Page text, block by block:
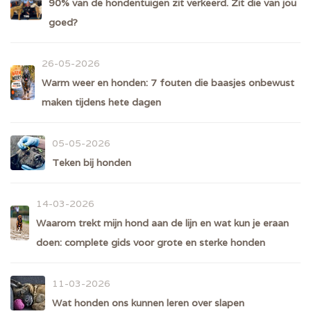
90% van de hondentuigen zit verkeerd. Zit die van jou
goed?
26-05-2026
Warm weer en honden: 7 fouten die baasjes onbewust
maken tijdens hete dagen
05-05-2026
Teken bij honden
14-03-2026
Waarom trekt mijn hond aan de lijn en wat kun je eraan
doen: complete gids voor grote en sterke honden
11-03-2026
Wat honden ons kunnen leren over slapen